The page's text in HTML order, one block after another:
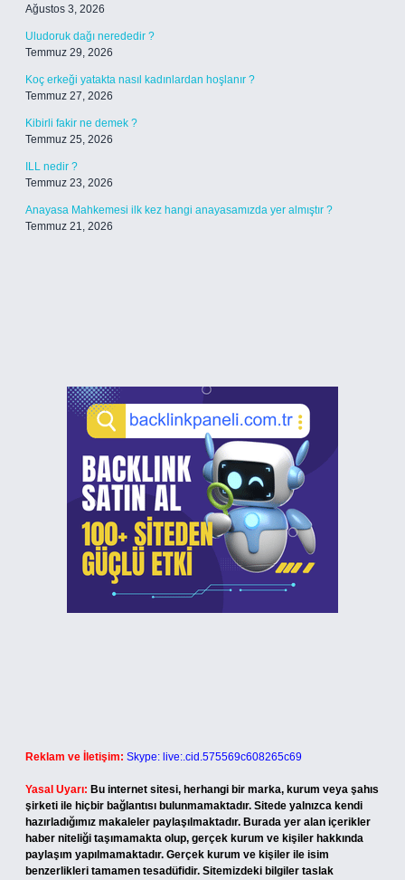
Ağustos 3, 2026
Uludoruk dağı nerededir ?
Temmuz 29, 2026
Koç erkeği yatakta nasıl kadınlardan hoşlanır ?
Temmuz 27, 2026
Kibirli fakir ne demek ?
Temmuz 25, 2026
ILL nedir ?
Temmuz 23, 2026
Anayasa Mahkemesi ilk kez hangi anayasamızda yer almıştır ?
Temmuz 21, 2026
Reklam ve İletişim: Skype: live:.cid.575569c608265c69
Yasal Uyarı: Bu internet sitesi, herhangi bir marka, kurum veya şahıs
şirketi ile hiçbir bağlantısı bulunmamaktadır. Sitede yalnızca kendi
hazırladığımız makaleler paylaşılmaktadır. Burada yer alan içerikler
haber niteliği taşımamakta olup, gerçek kurum ve kişiler hakkında
paylaşım yapılmamaktadır. Gerçek kurum ve kişiler ile isim
benzerlikleri tamamen tesadüfidir. Sitemizdeki bilgiler taslak